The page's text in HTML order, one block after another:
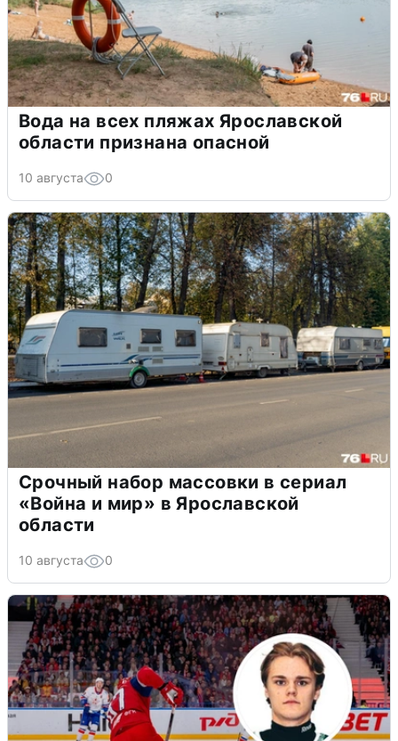
Вода на всех пляжах Ярославской
области признана опасной
10 августа 0
Срочный набор массовки в сериал
«Война и мир» в Ярославской
области
10 августа 0